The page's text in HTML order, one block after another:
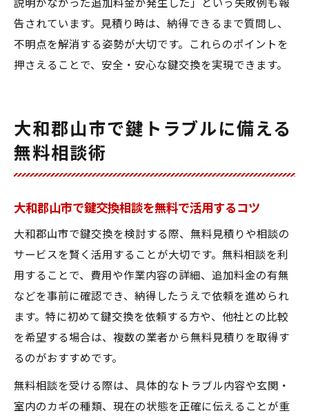
説明がなかった追加料金が発生した」という失敗例も報
告されています。見積り時は、納得できるまで質問し、
不明点を解消する姿勢が大切です。これらのポイントを
押さえることで、安全・安心な鍵交換を実現できます。
大和郡山市で鍵トラブルに備える
無料相談術
大和郡山市で鍵交換相談を無料で活用するコツ
大和郡山市で鍵交換を検討する際、無料見積りや相談の
サービスを賢く活用することが大切です。無料相談を利
用することで、費用や作業内容の詳細、追加料金の有無
などを事前に確認でき、納得したうえで依頼を進められ
ます。特に初めて鍵交換を依頼する方や、他社との比較
を希望する場合は、複数の業者から無料見積りを取得す
るのがおすすめです。
無料相談を受ける際は、具体的なトラブル内容や玄関・
室内のカギの種類、現在の状態を正確に伝えることが重